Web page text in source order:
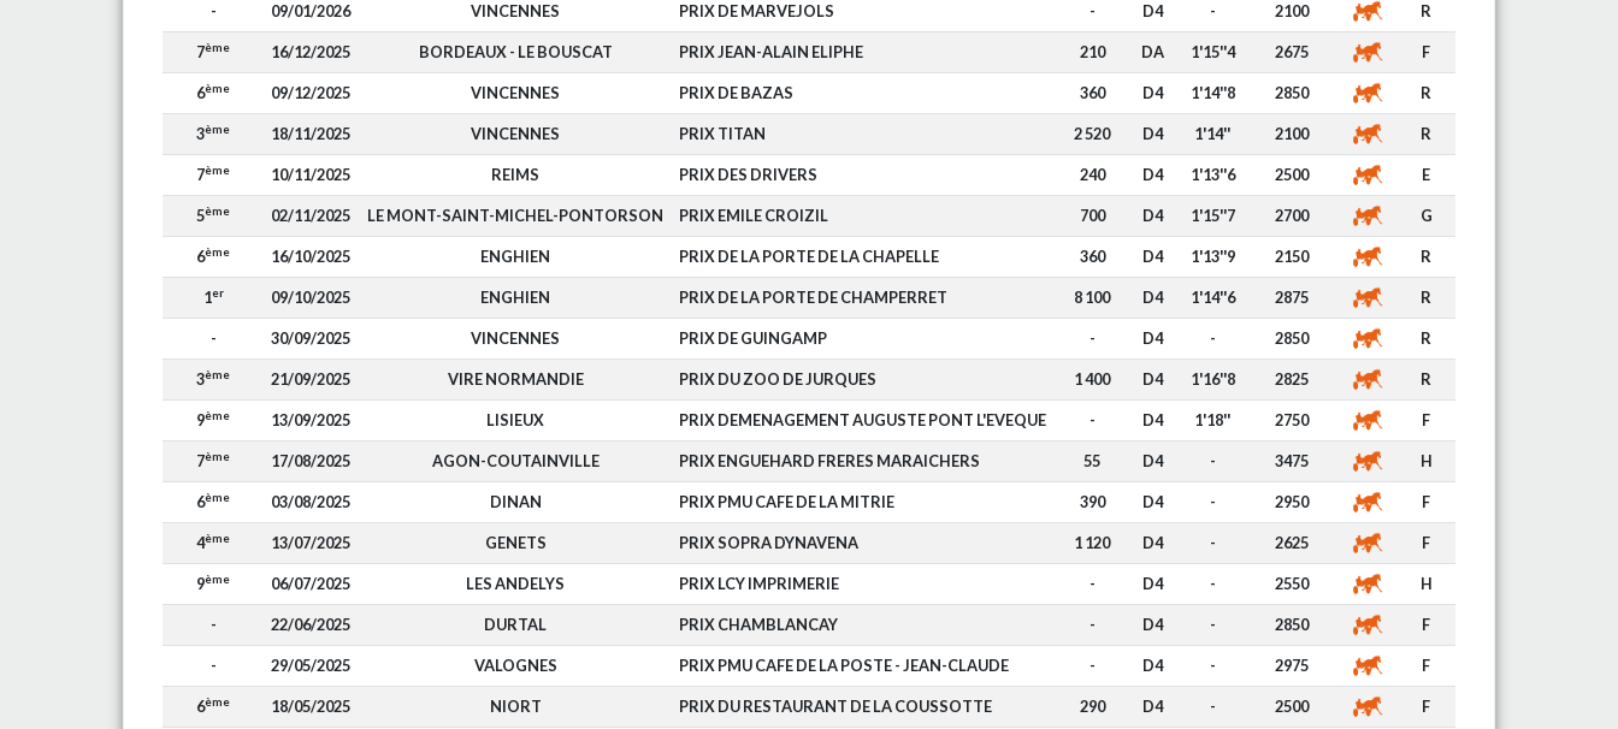
- 09/01/2026 VINCENNES PRIX DE MARVEJOLS - D4 - 2100 R
7ème 16/12/2025 BORDEAUX - LE BOUSCAT PRIX JEAN-ALAIN ELIPHE 210 DA 1'15''4 2675 F
6ème 09/12/2025 VINCENNES PRIX DE BAZAS 360 D4 1'14''8 2850 R
3ème 18/11/2025 VINCENNES PRIX TITAN 2 520 D4 1'14'' 2100 R
7ème 10/11/2025 REIMS PRIX DES DRIVERS 240 D4 1'13''6 2500 E
5ème 02/11/2025 LE MONT-SAINT-MICHEL-PONTORSON PRIX EMILE CROIZIL 700 D4 1'15''7 2700 G
6ème 16/10/2025 ENGHIEN PRIX DE LA PORTE DE LA CHAPELLE 360 D4 1'13''9 2150 R
1er 09/10/2025 ENGHIEN PRIX DE LA PORTE DE CHAMPERRET 8 100 D4 1'14''6 2875 R
- 30/09/2025 VINCENNES PRIX DE GUINGAMP - D4 - 2850 R
3ème 21/09/2025 VIRE NORMANDIE PRIX DU ZOO DE JURQUES 1 400 D4 1'16''8 2825 R
9ème 13/09/2025 LISIEUX PRIX DEMENAGEMENT AUGUSTE PONT L'EVEQUE - D4 1'18'' 2750 F
7ème 17/08/2025 AGON-COUTAINVILLE PRIX ENGUEHARD FRERES MARAICHERS 55 D4 - 3475 H
6ème 03/08/2025 DINAN PRIX PMU CAFE DE LA MITRIE 390 D4 - 2950 F
4ème 13/07/2025 GENETS PRIX SOPRA DYNAVENA 1 120 D4 - 2625 F
9ème 06/07/2025 LES ANDELYS PRIX LCY IMPRIMERIE - D4 - 2550 H
- 22/06/2025 DURTAL PRIX CHAMBLANCAY - D4 - 2850 F
- 29/05/2025 VALOGNES PRIX PMU CAFE DE LA POSTE - JEAN-CLAUDE - D4 - 2975 F
6ème 18/05/2025 NIORT PRIX DU RESTAURANT DE LA COUSSOTTE 290 D4 - 2500 F